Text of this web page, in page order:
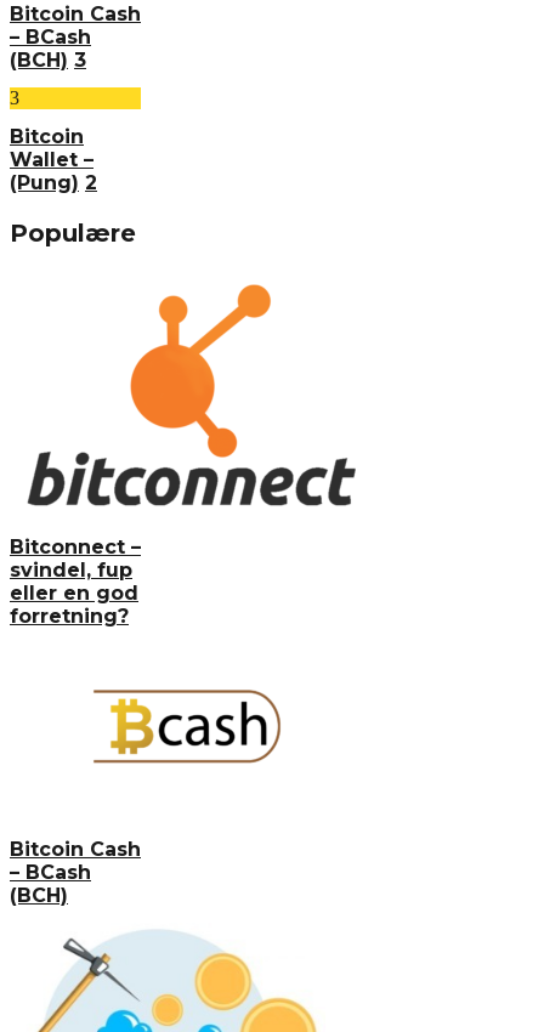
Bitcoin Cash
– BCash
(BCH) 3
3
Bitcoin
Wallet –
(Pung) 2
Populære
Bitconnect –
svindel, fup
eller en god
forretning?
Bitcoin Cash
– BCash
(BCH)